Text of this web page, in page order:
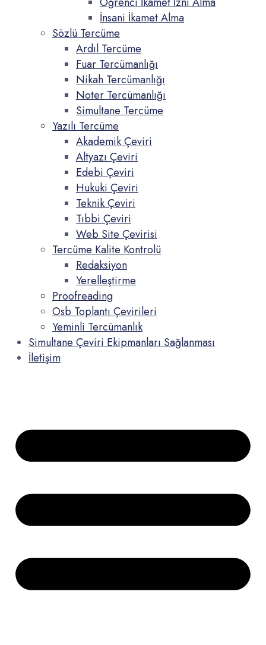
İnsani İkamet Alma
Sözlü Tercüme
Ardıl Tercüme
Fuar Tercümanlığı
Nikah Tercümanlığı
Noter Tercümanlığı
Simultane Tercüme
Yazılı Tercüme
Akademik Çeviri
Altyazı Çeviri
Edebi Çeviri
Hukuki Çeviri
Teknik Çeviri
Tıbbi Çeviri
Web Site Çevirisi
Tercüme Kalite Kontrolü
Redaksiyon
Yerelleştirme
Proofreading
Osb Toplantı Çevirileri
Yeminli Tercümanlık
Simultane Çeviri Ekipmanları Sağlanması
İletişim